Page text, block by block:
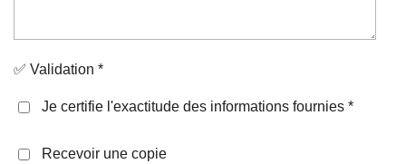
✅ Validation *
Je certifie l'exactitude des informations fournies *
Recevoir une copie